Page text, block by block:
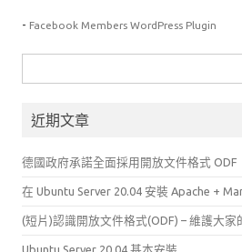
- Facebook Members WordPress Plugin
尋
鍵近期文章
德國政府承諾全面採用開放文件格式 ODF
在 Ubuntu Server 20.04 安裝 Apache +
(短片)認識開放文件格式(ODF) – 維護大家
Ubuntu Server 20.04 基本安裝